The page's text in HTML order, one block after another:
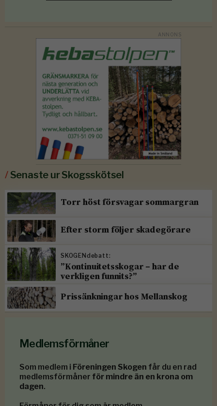
/Senaste ur Skogsskötsel
Torr höst försvagar sommargran
Efter storm följer skadegörare
SKOGENdebatt:
”Kontinuitetsskogar – har de
verkligen funnits?”
Prissänkningar hos Mellanskog
Medlemsförmåner
Som medlem i Föreningen Skogen får du en rad
medlemsförmåner för mindre än en krona om
dagen.